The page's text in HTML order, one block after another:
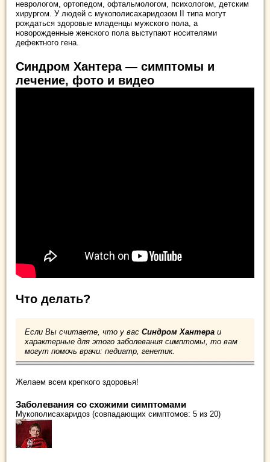
неврологом, ортопедом, офтальмологом, психологом, детским
хирургом. У людей с мукополисахаридозом II типа могут
рождаться здоровые младенцы мужского пола, а
новорожденные женского пола выступают носителями
дефектного гена.
Синдром Хантера — симптомы и
лечение, фото и видео
Что делать?
Если Вы считаете, что у вас Синдром Хантера и
характерные для этого заболевания симптомы, то вам
могут помочь врачи: педиатр, генетик.
Желаем всем крепкого здоровья!
Заболевания со схожими симптомами
Мукополисахаридоз (совпадающих симптомов: 5 из 20)